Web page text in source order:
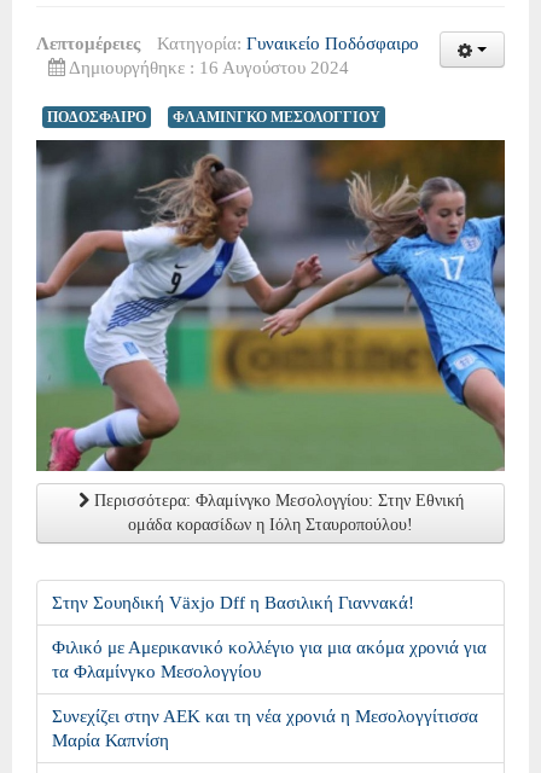
Λεπτομέρειες Κατηγορία: Γυναικείο Ποδόσφαιρο
Δημιουργήθηκε : 16 Αυγούστου 2024
ΠΟΔΟΣΦΑΙΡΟ ΦΛΑΜΙΝΓΚΟ ΜΕΣΟΛΟΓΓΙΟΥ
Περισσότερα: Φλαμίνγκο Μεσολογγίου: Στην Εθνική
ομάδα κορασίδων η Ιόλη Σταυροπούλου!
Στην Σουηδική Växjo Dff η Βασιλική Γιαννακά!
Φιλικό με Αμερικανικό κολλέγιο για μια ακόμα χρονιά για
τα Φλαμίνγκο Μεσολογγίου
Συνεχίζει στην ΑΕΚ και τη νέα χρονιά η Μεσολογγίτισσα
Μαρία Καπνίση